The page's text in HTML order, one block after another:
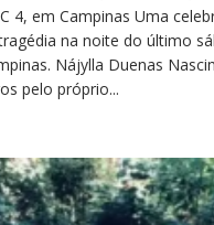
4, em Campinas Uma
na noite do último
Nájylla Duenas
pelo próprio...